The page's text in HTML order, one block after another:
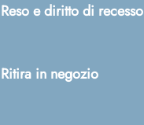
Reso e diritto di recesso
Ritira in negozio